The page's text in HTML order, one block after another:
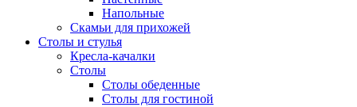
Напольные
Скамьи для прихожей
Столы и стулья
Кресла-качалки
Столы
Столы обеденные
Столы для гостиной